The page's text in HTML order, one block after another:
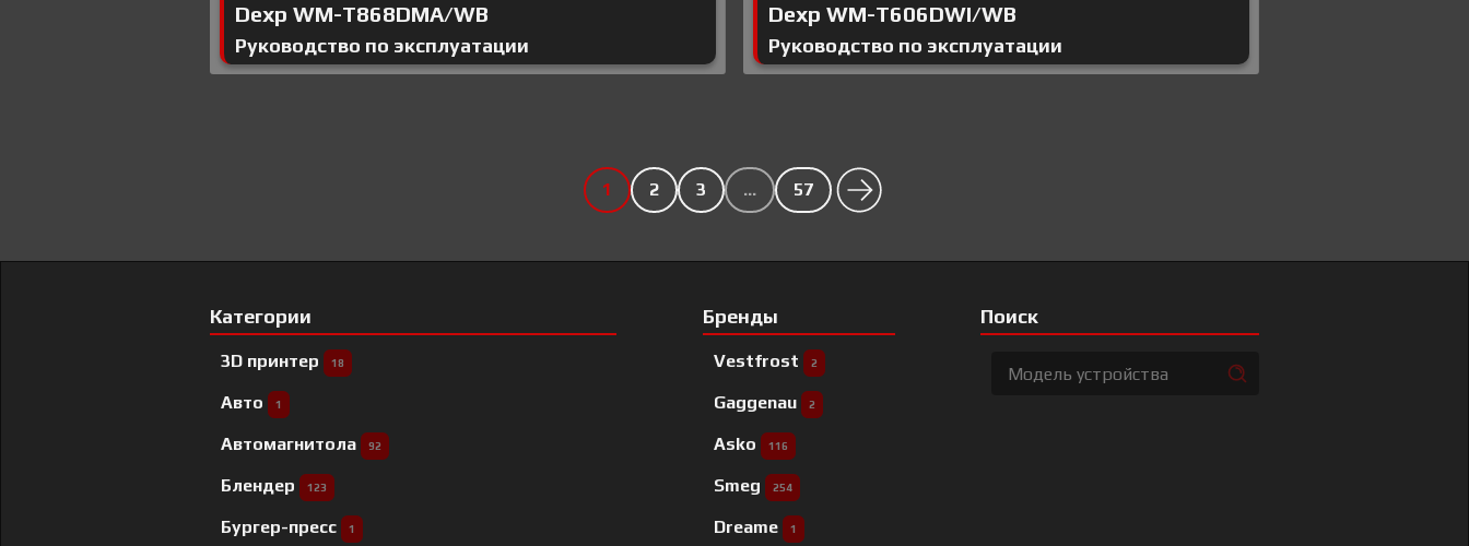
Dexp WM-T868DMA/WB
Руководство по эксплуатации
Dexp WM-T606DWI/WB
Руководство по эксплуатации
1 2 3 … 57
Категории
3D принтер 18
Авто 1
Автомагнитола 92
Блендер 123
Бургер-пресс 1
Бренды
Vestfrost 2
Gaggenau 2
Asko 116
Smeg 254
Dreame 1
Поиск